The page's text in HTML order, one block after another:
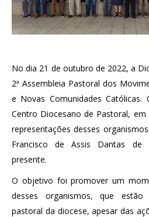
No dia 21 de outubro de 2022, a
2ª Assembleia Pastoral dos
e Novas Comunidades
Centro Diocesano de Pastoral,
representações desses
Francisco de Assis Dantas de
presente.
O objetivo foi promover um
desses organismos, que estão
pastoral da diocese, apesar das